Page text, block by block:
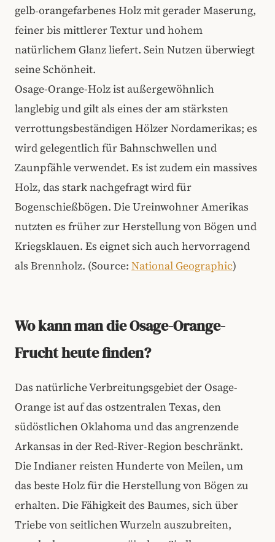
gelb‑orangefarbenes Holz mit gerader Maserung,
feiner bis mittlerer Textur und hohem
natürlichem Glanz liefert. Sein Nutzen überwiegt
seine Schönheit.
Osage-Orange-Holz ist außergewöhnlich
langlebig und gilt als eines der am stärksten
verrottungsbeständigen Hölzer Nordamerikas; es
wird gelegentlich für Bahnschwellen und
Zaunpfähle verwendet. Es ist zudem ein massives
Holz, das stark nachgefragt wird für
Bogenschießbögen. Die Ureinwohner Amerikas
nutzten es früher zur Herstellung von Bögen und
Kriegsklauen. Es eignet sich auch hervorragend
als Brennholz. (Source: National Geographic)
Wo kann man die Osage-Orange-
Frucht heute finden?
Das natürliche Verbreitungsgebiet der Osage-
Orange ist auf das ostzentralen Texas, den
südöstlichen Oklahoma und das angrenzende
Arkansas in der Red‑River-Region beschränkt.
Die Indianer reisten Hunderte von Meilen, um
das beste Holz für die Herstellung von Bögen zu
erhalten. Die Fähigkeit des Baumes, sich über
Triebe von seitlichen Wurzeln auszubreiten,